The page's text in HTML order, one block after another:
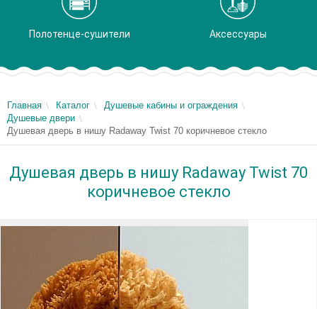
Полотенце-сушители Аксессуары
Главная Каталог
Душевые кабины и ограждения
Душевые двери
Душевая дверь в нишу Radaway Twist 70 коричневое стекло
Душевая дверь в нишу Radaway Twist 70
коричневое стекло